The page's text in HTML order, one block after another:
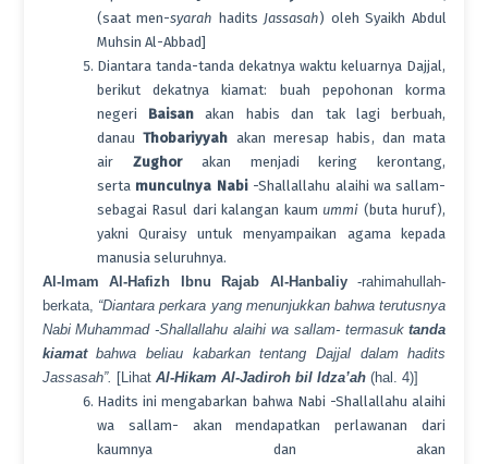
(saat men-syarah hadits Jassasah) oleh Syaikh Abdul
Muhsin Al-Abbad]
Diantara tanda-tanda dekatnya waktu keluarnya Dajjal,
berikut dekatnya kiamat: buah pepohonan korma
negeri Baisanakan habis dan tak lagi berbuah,
danauThobariyyah akan meresap habis, dan mata
air Zughorakan menjadi kering kerontang,
serta munculnya Nabi-Shallallahu alaihi wa sallam-
sebagai Rasul dari kalangan kaum ummi (buta huruf),
yakni Quraisy untuk menyampaikan agama kepada
manusia seluruhnya.
Al-Imam Al-Hafizh Ibnu Rajab Al-Hanbaliy-rahimahullah-
berkata, “Diantara perkara yang menunjukkan bahwa terutusnya
Nabi Muhammad -Shallallahu alaihi wa sallam- termasuktanda
kiamatbahwa beliau kabarkan tentang Dajjal dalam hadits
Jassasah”. [Lihat Al-Hikam Al-Jadiroh bil Idza’ah(hal. 4)]
Hadits ini mengabarkan bahwa Nabi -Shallallahu alaihi
wa sallam- akan mendapatkan perlawanan dari
kaumnya dan akan